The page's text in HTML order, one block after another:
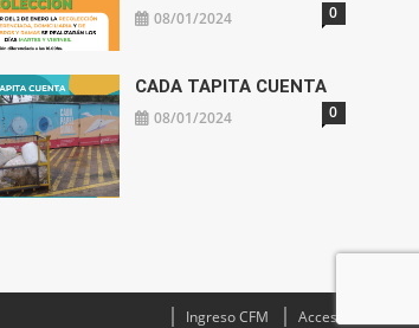
08/01/2024 0
CADA TAPITA CUENTA
08/01/2024 0
Ingreso CFM Acceso